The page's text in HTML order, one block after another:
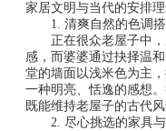
家居文明与当代的安排理
1. 清爽自然的色调
正在很众老屋子中，
感，而婆婆通过抉择温
堂的墙面以浅米色为主
一种明亮、恬逸的感想
既能维持老屋子的古代
2. 尽心挑选的家具与